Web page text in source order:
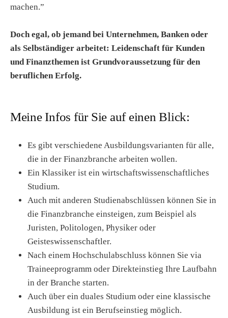
machen.”
Doch egal, ob jemand bei Unternehmen, Banken oder
als Selbständiger arbeitet: Leidenschaft für Kunden
und Finanzthemen ist Grundvoraussetzung für den
beruflichen Erfolg.
Meine Infos für Sie auf einen Blick:
Es gibt verschiedene Ausbildungsvarianten für alle,
die in der Finanzbranche arbeiten wollen.
Ein Klassiker ist ein wirtschaftswissenschaftliches
Studium.
Auch mit anderen Studienabschlüssen können Sie in
die Finanzbranche einsteigen, zum Beispiel als
Juristen, Politologen, Physiker oder
Geisteswissenschaftler.
Nach einem Hochschulabschluss können Sie via
Traineeprogramm oder Direkteinstieg Ihre Laufbahn
in der Branche starten.
Auch über ein duales Studium oder eine klassische
Ausbildung ist ein Berufseinstieg möglich.